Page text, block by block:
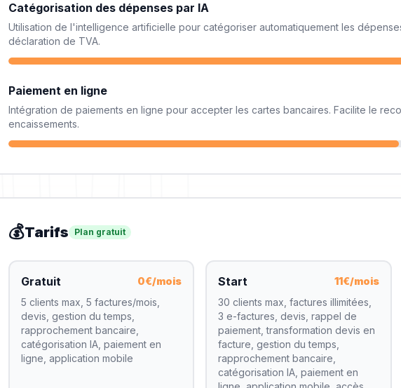
Catégorisation des dépenses par IA
Utilisation de l'intelligence artificielle pour catégoriser automatiquement les
déclaration de TVA.
Paiement en ligne
Intégration de paiements en ligne pour accepter les cartes bancaires. Facilite le
encaissements.
💰Tarifs Plan gratuit
Gratuit
0€/mois
5 clients max, 5 factures/mois,
devis, gestion du temps,
rapprochement bancaire,
catégorisation IA, paiement en
ligne, application mobile
Start
11€/mois
30 clients max, factures illimitées,
3 e-factures, devis, rappel de
paiement, transformation devis en
facture, gestion du temps,
rapprochement bancaire,
catégorisation IA, paiement en